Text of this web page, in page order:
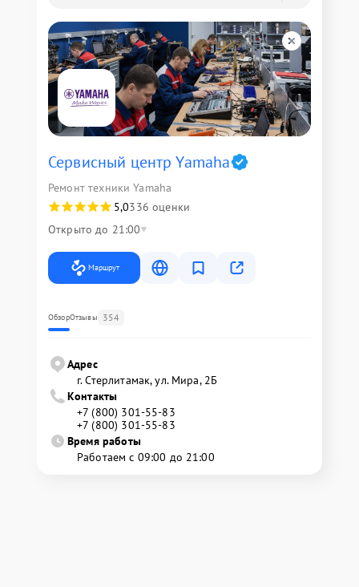
Сервисный центр Yamaha
Ремонт техники Yamaha
5,0336 оценки
Открыто до 21:00
Маршрут
ОбзорОтзывы 354
Адрес
г. Стерлитамак, ул. Мира, 2Б
Контакты
+7 (800) 301-55-83
+7 (800) 301-55-83
Время работы
Работаем с 09:00 до 21:00